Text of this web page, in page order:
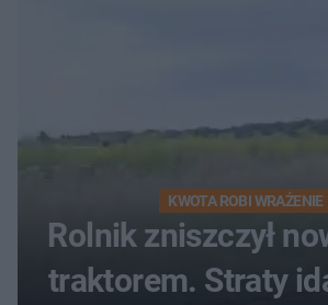
KWOTA ROBI WRAŻENIE
Rolnik zniszczył
traktorem. Straty